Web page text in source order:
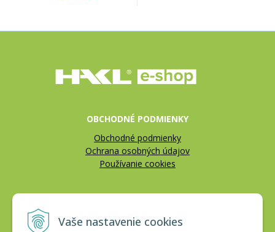
Vaše nastavenie cookies
OBCHODNÉ PODMIENKY
Obchodné podmienky
Ochrana osobných údajov
Používanie cookies
Reklamačný poriadok